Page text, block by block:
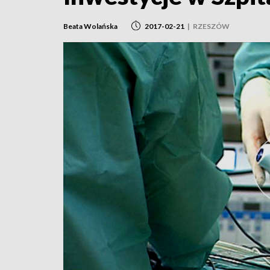
Beata Wolańska 2017-02-21 | RZESZÓW